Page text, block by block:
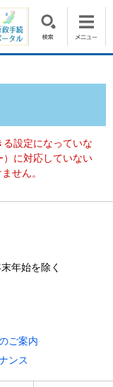
設定になっていな
に対応していない
せん。
年始を除く
ご案内
ンス